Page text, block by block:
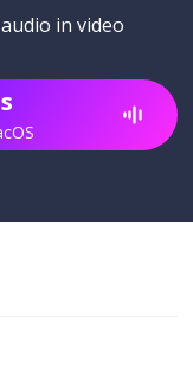
in video